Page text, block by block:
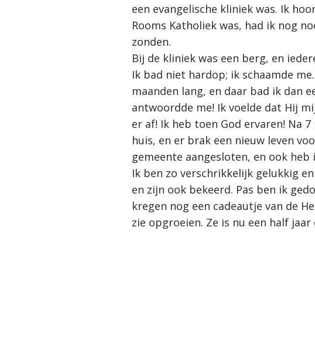
een evangelische kliniek was. Ik
Rooms Katholiek was, had ik nog
zonden.
Bij de kliniek was een berg, en
Ik bad niet hardop; ik schaamde
maanden lang, en daar bad ik dan
antwoordde me! Ik voelde dat Hij
er af! Ik heb toen God ervaren! Na
huis, en er brak een nieuw leven
gemeente aangesloten, en ook
Ik ben zo verschrikkelijk gelukkig
en zijn ook bekeerd. Pas ben ik
kregen nog een cadeautje van de
zie opgroeien. Ze is nu een half